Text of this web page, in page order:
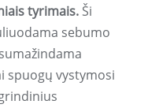
tyrimais. Ši
sebumo
spuogų vystymosi